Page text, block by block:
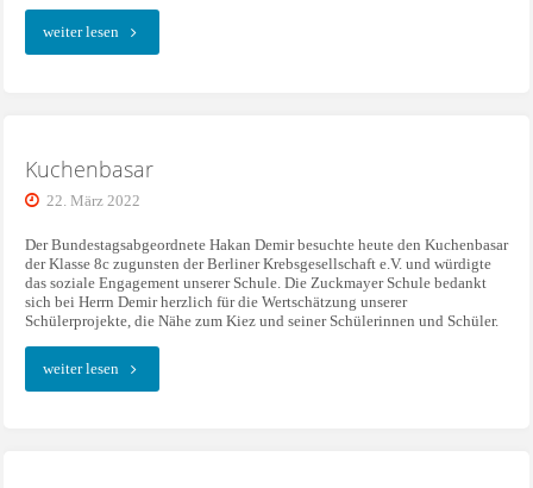
weiter lesen"Waldlauf
Kuchenbasar
22. März 2022
Der Bundestagsabgeordnete Hakan Demir besuchte heute den Kuchenbasar
der Klasse 8c zugunsten der Berliner Krebsgesellschaft e.V. und würdigte
das soziale Engagement unserer Schule. Die Zuckmayer Schule bedankt
sich bei Herrn Demir herzlich für die Wertschätzung unserer
Schülerprojekte, die Nähe zum Kiez und seiner Schülerinnen und Schüler.
weiter lesen"Kuchenbasar"